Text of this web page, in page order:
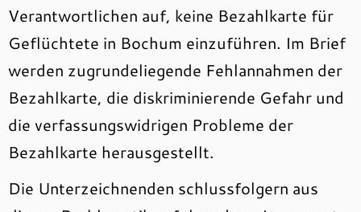
Verantwortlichen auf, keine Bezahlkarte für
Geflüchtete in Bochum einzuführen. Im Brief
werden zugrundeliegende Fehlannahmen der
Bezahlkarte, die diskriminierende Gefahr und
die verfassungswidrigen Probleme der
Bezahlkarte herausgestellt.
Die Unterzeichnenden schlussfolgern aus